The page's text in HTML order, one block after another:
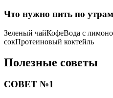
Что нужно пить по
Зеленый чайКофеВода с
сокПротеиновый коктейль
Полезные советы
СОВЕТ №1